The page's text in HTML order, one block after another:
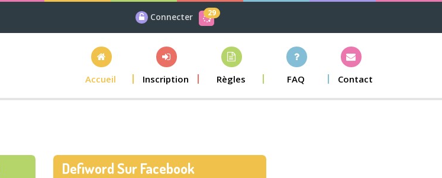
Connecter 29
Accueil Inscription Règles FAQ Contact
Defiword Sur Facebook